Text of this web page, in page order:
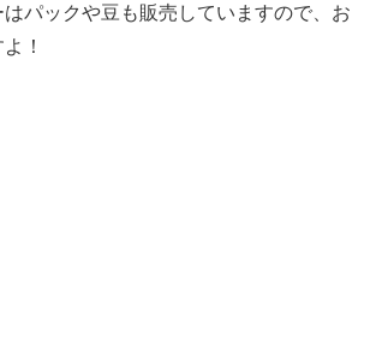
パックや豆も販売していますので、お
！